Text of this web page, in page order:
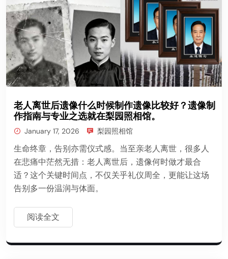
老人离世后遗像什么时候制作遗像比较好？遗像制
作指南与专业之选就在梨园照相馆。
January 17, 2026 梨园照相馆
生命终章，告别亦需仪式感。当至亲老人离世，很多人
在悲痛中茫然无措：老人离世后，遗像何时做才最合
适？这个关键时间点，不仅关乎礼仪周全，更能让这场
告别多一份温润与体面。
阅读全文